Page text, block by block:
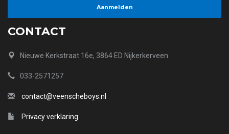
CONTACT
Nieuwe Kerkstraat 16e, 3864 ED Nijkerkerveen
033-2571257
contact@veenscheboys.nl
Privacy verklaring